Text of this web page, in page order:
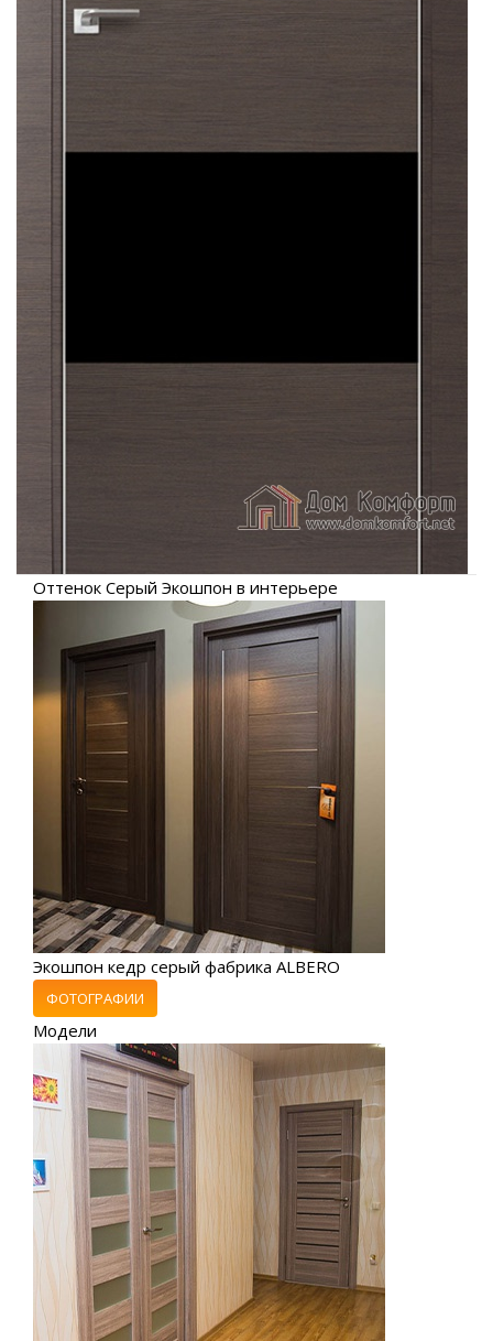
Оттенок Серый Экошпон в интерьере
Экошпон кедр серый фабрика ALBERO
ФОТОГРАФИИ
Модели